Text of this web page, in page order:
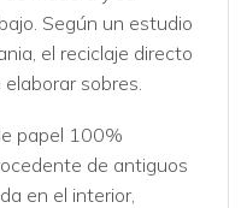
Según un estudio
el reciclaje directo
sobres.
papel 100%
de antiguos
en el interior,